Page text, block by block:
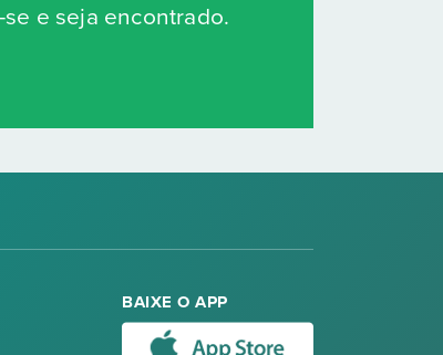
e seja encontrado.
BAIXE O APP